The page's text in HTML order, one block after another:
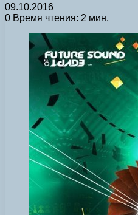
09.10.2016
0 Время чтения: 2 мин.